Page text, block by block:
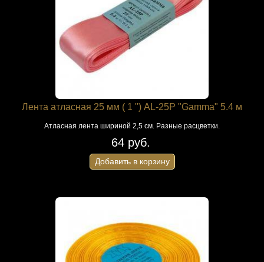
Лента атласная 25 мм ( 1 ") AL-25P "Gamma" 5.4 м
Атласная лента шириной 2,5 см. Разные расцветки.
64 руб.
Добавить в корзину